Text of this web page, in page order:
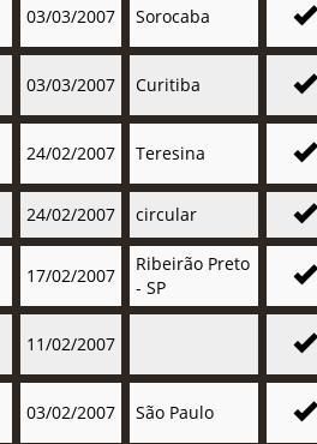
03/03/2007 Sorocaba
03/03/2007 Curitiba
24/02/2007 Teresina
24/02/2007 circular
17/02/2007
Ribeirão Preto
- SP
11/02/2007
03/02/2007 São Paulo